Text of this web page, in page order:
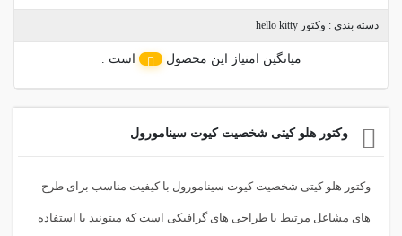
دسته بندی : وکتور hello kitty
میانگین امتیاز این محصول است .
وکتور هلو کیتی شخصیت کیوت سینامورول
وکتور هلو کیتی شخصیت کیوت سینامورول با کیفیت مناسب برای طرح
های مشاغل مرتبط با طراحی های گرافیکی است که میتونید با استفاده